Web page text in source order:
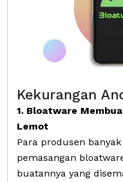
Kekurangan
1. Bloatware
Lemot
Para produsen
pemasangan
buatannya yang